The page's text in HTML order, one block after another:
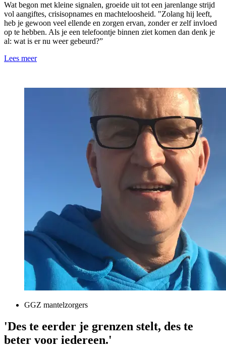
Wat begon met kleine signalen, groeide uit tot een jarenlange strijd
vol aangiftes, crisisopnames en machteloosheid. "Zolang hij leeft,
heb je gewoon veel ellende en zorgen ervan, zonder er zelf invloed
op te hebben. Als je een telefoontje binnen ziet komen dan denk je
al: wat is er nu weer gebeurd?”
Lees meer
GGZ mantelzorgers
'Des te eerder je grenzen stelt, des te
beter voor iedereen.'